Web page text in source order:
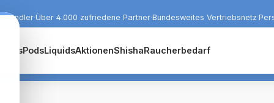
Händler·Über 4.000 zufriedene Partner·Bundesweites Vertriebsnetz·
PodsLiquidsAktionenShishaRaucherbedarf